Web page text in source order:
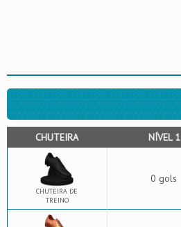
CHUTEIRA NÍVEL 1
CHUTEIRA DE
TREINO
0 gols